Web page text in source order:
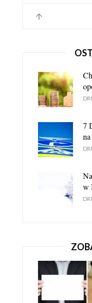
DRUKARNIA
STACJONARNEJ -
DRUKARNIA
NA CO ZWRACAĆ
7
w